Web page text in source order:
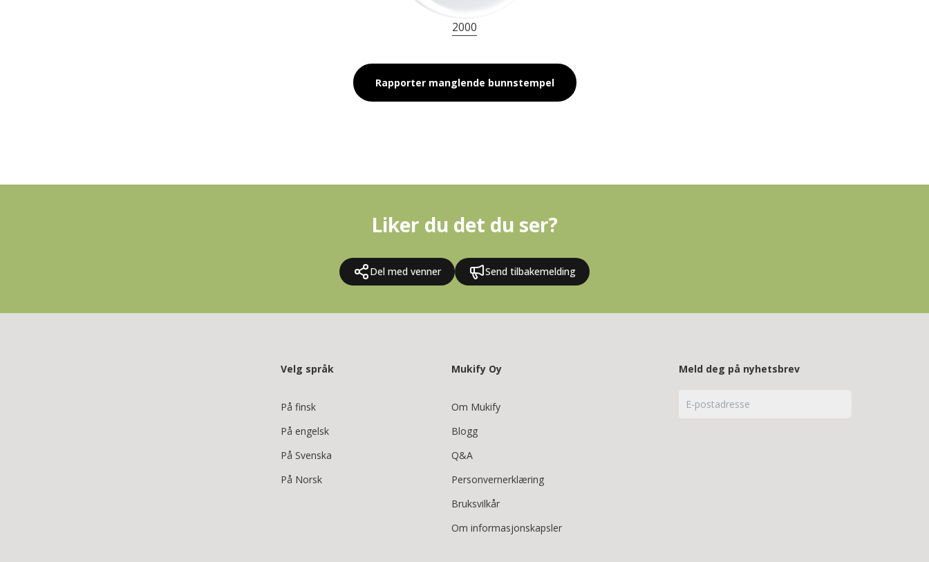
2000
Rapporter manglende bunnstempel
Liker du det du ser?
Del med venner Send tilbakemelding
Velg språk
På finsk
På engelsk
På Svenska
På Norsk
Mukify Oy
Om Mukify
Blogg
Q&A
Personvernerklæring
Bruksvilkår
Om informasjonskapsler
Meld deg på nyhetsbrev